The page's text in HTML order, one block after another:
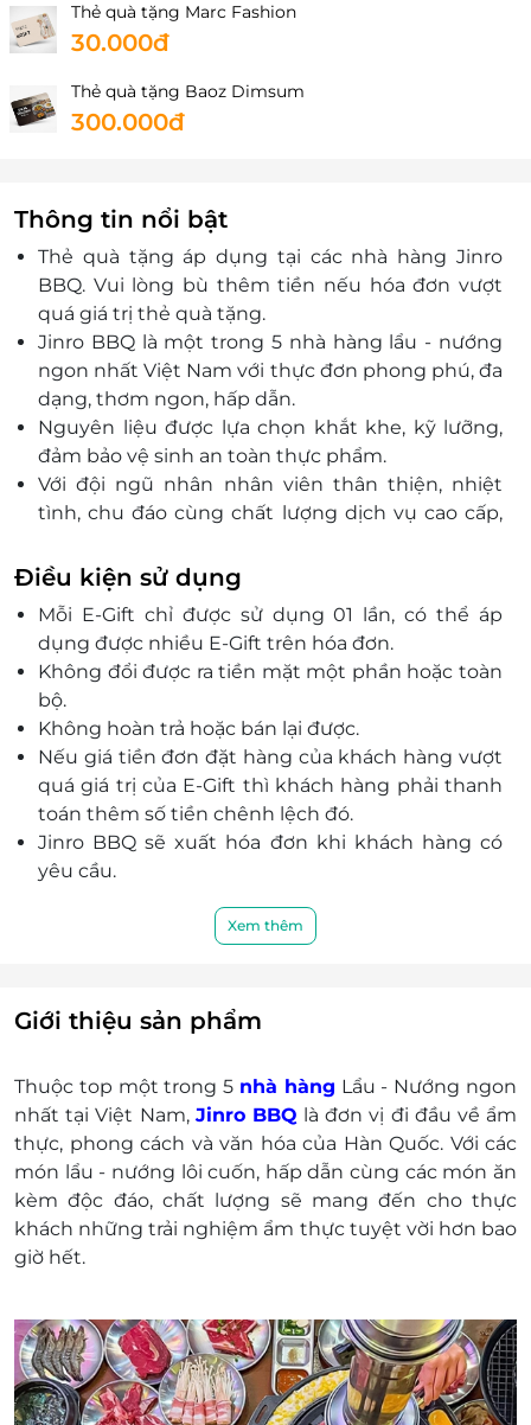
Thẻ quà tặng Marc Fashion
30.000đ
Thẻ quà tặng Baoz Dimsum
300.000đ
Thông tin nổi bật
Thẻ quà tặng áp dụng tại các nhà hàng Jinro
BBQ. Vui lòng bù thêm tiền nếu hóa đơn vượt
quá giá trị thẻ quà tặng.
Jinro BBQ là một trong 5 nhà hàng lẩu - nướng
ngon nhất Việt Nam với thực đơn phong phú, đa
dạng, thơm ngon, hấp dẫn.
Nguyên liệu được lựa chọn khắt khe, kỹ lưỡng,
đảm bảo vệ sinh an toàn thực phẩm.
Với đội ngũ nhân nhân viên thân thiện, nhiệt
tình, chu đáo cùng chất lượng dịch vụ cao cấp,
mỗi khách hàng.
Điều kiện sử dụng
Mỗi E-Gift chỉ được sử dụng 01 lần, có thể áp
dụng được nhiều E-Gift trên hóa đơn.
Không đổi được ra tiền mặt một phần hoặc toàn
bộ.
Không hoàn trả hoặc bán lại được.
Nếu giá tiền đơn đặt hàng của khách hàng vượt
quá giá trị của E-Gift thì khách hàng phải thanh
toán thêm số tiền chênh lệch đó.
Jinro BBQ sẽ xuất hóa đơn khi khách hàng có
yêu cầu.
E-Gift không áp dụng đồng thời cho các chương
Khách hàng có trách nhiệm bảo mật thông tin
mã thẻ quà tặng sau khi đặt mua.
mất hoặc ở trạng thái "đã sử dụng" với bất kỳ lý
do gì.
LifeLink sẽ không chịu trách nhiệm đối với chất
lượng của sản phẩm được cung cấp cũng như
đối với các tranh chấp về sau giữa khách hàng và
nhà cung cấp.
LifeLink có quyền sửa chữa hoặc thay đổi điều
báo trước.
Xem thêm
Giới thiệu sản phẩm
Thuộc top một trong 5 nhà hàng Lẩu - Nướng ngon
nhất tại Việt Nam, Jinro BBQ là đơn vị đi đầu về ẩm
thực, phong cách và văn hóa của Hàn Quốc. Với các
món lẩu - nướng lôi cuốn, hấp dẫn cùng các món ăn
kèm độc đáo, chất lượng sẽ mang đến cho thực
khách những trải nghiệm ẩm thực tuyệt vời hơn bao
giờ hết.